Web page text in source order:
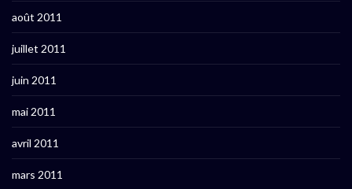
août 2011
juillet 2011
juin 2011
mai 2011
avril 2011
mars 2011